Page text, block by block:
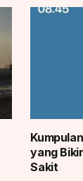
yang
Sakit